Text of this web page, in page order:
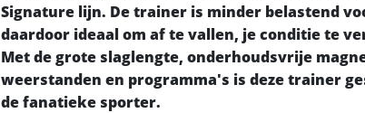
Signature lijn. De trainer is minder belastend
daardoor ideaal om af te vallen, je conditie te
Met de grote slaglengte, onderhoudsvrije
weerstanden en programma's is deze trainer
de fanatieke sporter.